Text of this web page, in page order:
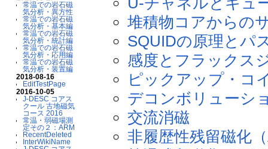
常温での岩石磁
気分析・異方性
常温での岩石磁
気分析・基本編
常温での岩石磁
気分析・統計編
常温での岩石磁
気分析・応用編
常温での岩石磁
気分析・装置編
2018-08-16
EditTestPage
2016-10-05
J-DESC コアス
クール 古地磁気
コース 2016
常温・弱磁場測
定その２：ARM
RecentDeleted
InterWikiName
堆積物コアからの
SQUIDの原理とパ
感度とフラックス
ピックアップ・コ
デコンボリューシ
交流消磁
非履歴性残留磁化